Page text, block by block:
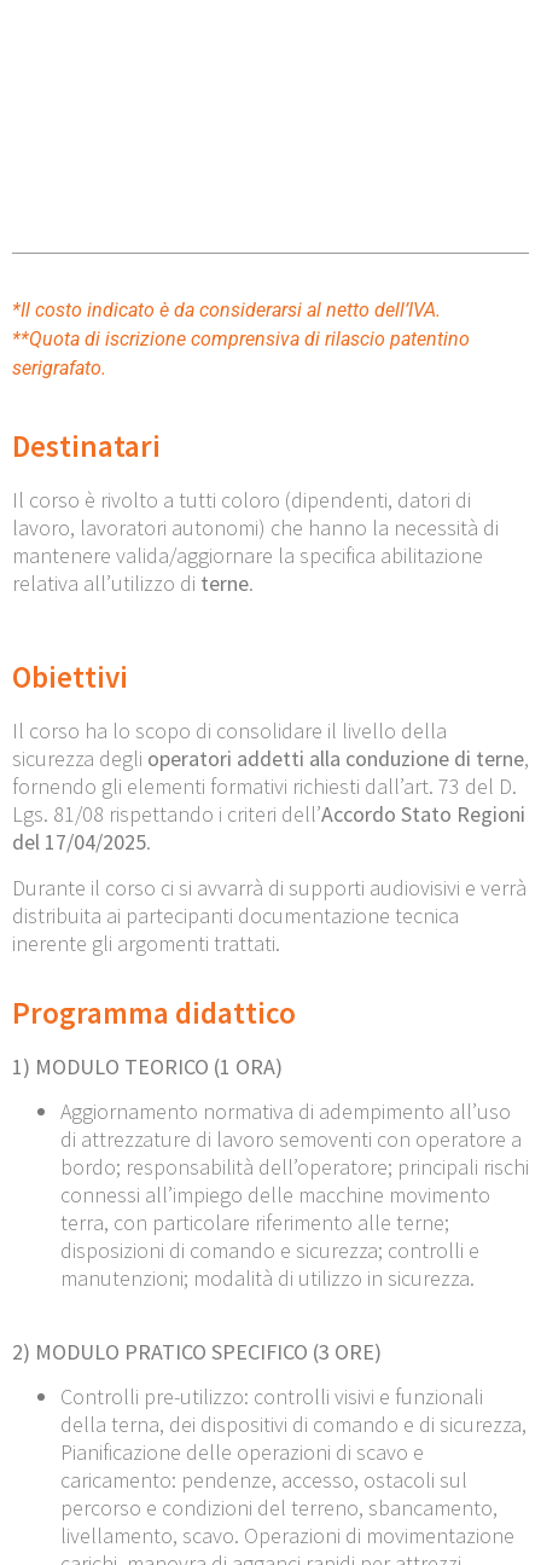
*Il costo indicato è da considerarsi al netto dell’IVA.
**Quota di iscrizione comprensiva di rilascio patentino
serigrafato.
Destinatari
Il corso è rivolto a tutti coloro (dipendenti, datori di
lavoro, lavoratori autonomi) che hanno la necessità di
mantenere valida/aggiornare la specifica abilitazione
relativa all’utilizzo di terne.
Obiettivi
Il corso ha lo scopo di consolidare il livello della
sicurezza degli operatori addetti alla conduzione di terne,
fornendo gli elementi formativi richiesti dall’art. 73 del D.
Lgs. 81/08 rispettando i criteri dell’Accordo Stato Regioni
del 17/04/2025.
Durante il corso ci si avvarrà di supporti audiovisivi e verrà
distribuita ai partecipanti documentazione tecnica
inerente gli argomenti trattati.
Programma didattico
1) MODULO TEORICO (1 ORA)
Aggiornamento normativa di adempimento all’uso
di attrezzature di lavoro semoventi con operatore a
bordo; responsabilità dell’operatore; principali rischi
connessi all’impiego delle macchine movimento
terra, con particolare riferimento alle terne;
disposizioni di comando e sicurezza; controlli e
manutenzioni; modalità di utilizzo in sicurezza.
2) MODULO PRATICO SPECIFICO (3 ORE)
Controlli pre-utilizzo: controlli visivi e funzionali
della terna, dei dispositivi di comando e di sicurezza,
Pianificazione delle operazioni di scavo e
caricamento: pendenze, accesso, ostacoli sul
percorso e condizioni del terreno, sbancamento,
livellamento, scavo. Operazioni di movimentazione